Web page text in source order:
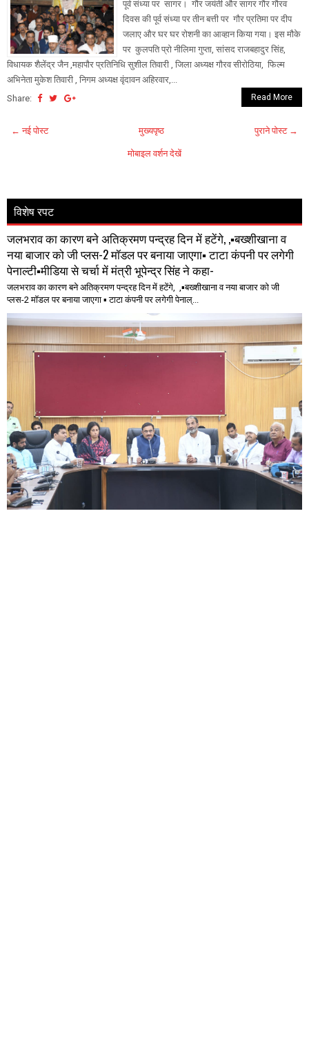
पूर्व संध्या पर सागर। गौर जयंती और सागर गौर गौरव
दिवस की पूर्व संध्या पर तीन बत्ती पर गौर प्रतिमा पर दीप
जलाए और घर घर रोशनी का आव्हान किया गया। इस मौके
पर कुलपति प्रो नीलिमा गुप्ता, सांसद राजबहादुर सिंह,
विधायक शैलेंद्र जैन ,महापौर प्रतिनिधि सुशील तिवारी , जिला अध्यक्ष गौरव सीरोठिया, फिल्म
अभिनेता मुकेश तिवारी , निगम अध्यक्ष वृंदावन अहिरवार,...
Share:
Read More
← नई पोस्ट पुराने पोस्ट →
मुख्यपृष्ठ
मोबाइल वर्शन देखें
विशेष रपट
जलभराव का कारण बने अतिक्रमण पन्द्रह दिन में हटेंगे, ,▪️बख्शीखाना व
नया बाजार को जी प्लस-2 मॉडल पर बनाया जाएगा▪️ टाटा कंपनी पर लगेगी
पेनाल्टी▪️मीडिया से चर्चा में मंत्री भूपेन्द्र सिंह ने कहा-
जलभराव का कारण बने अतिक्रमण पन्द्रह दिन में हटेंगे, ,▪️बख्शीखाना व नया बाजार को जी
प्लस-2 मॉडल पर बनाया जाएगा ▪️ टाटा कंपनी पर लगेगी पेनाल्...